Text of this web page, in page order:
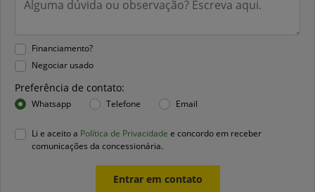
Financiamento?
Negociar usado
Preferência de contato:
Whatsapp Telefone Email
Li e aceito a Política de Privacidade e concordo em receber
comunicações da concessionária.
Entrar em contato